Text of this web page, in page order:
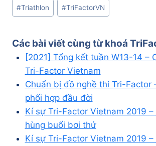
#Triathlon #TriFactorVN
Các bài viết cùng từ khoá
[2021] Tổng kết tuần W13-14 –
Tri-Factor Vietnam
Chuẩn bị đồ nghề thi Tri-Factor
phối hợp đầu đời
Kí sự Tri-Factor Vietnam 2019 –
hùng buổi bơi thử
Kí sự Tri-Factor Vietnam 2019 –